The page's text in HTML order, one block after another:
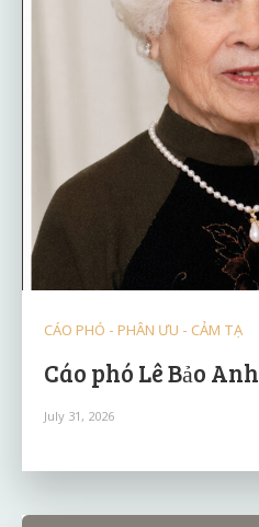
CÁO PHÓ - PHÂN ƯU - CẢM TẠ
Cáo phó Lê Bảo Anh
July 31, 2026